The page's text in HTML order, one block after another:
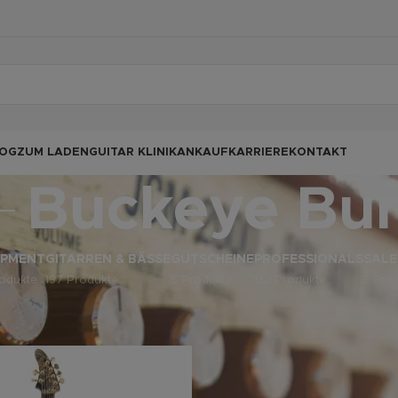
ZUM LADEN GUITAR KLINIKANKAUF KARRIERE KONTAKT
Buckeye
GITARREN & BÄSSE
197 Produkte
GUTSCHEINE PROFESSIONALS
132 Produkte
verschlagwortet mit „Buckeye Burl“